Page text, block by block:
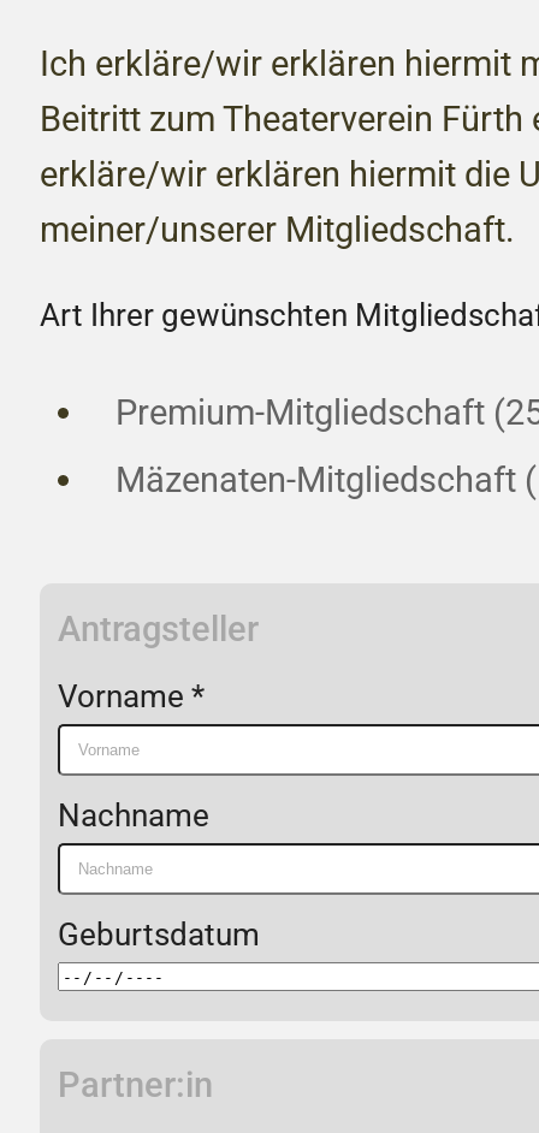
Ich erkläre/wir erklären hiermit
Beitritt zum Theaterverein Fürth
erkläre/wir erklären hiermit die
meiner/unserer Mitgliedschaft.
Art Ihrer gewünschten
Premium-Mitgliedschaft
Mäzenaten-Mitgliedschaft
Antragsteller
Vorname *
Nachname
Geburtsdatum
Partner:in